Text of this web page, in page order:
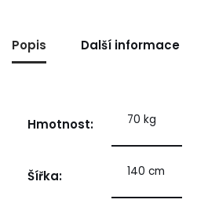
Popis Další informace
Hmotnost: 70 kg
Šířka: 140 cm